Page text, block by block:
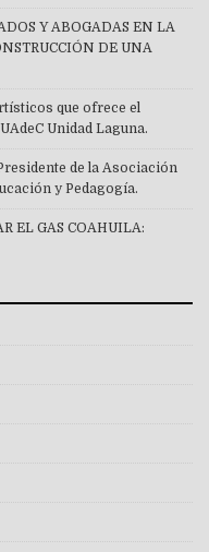
Y ABOGADAS EN LA
DE UNA
que ofrece el
Unidad Laguna.
de la Asociación
y Pedagogía.
EL GAS COAHUILA: